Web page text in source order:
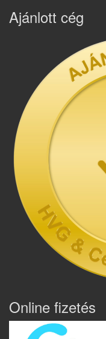
Ajánlott cég
Online fizetés